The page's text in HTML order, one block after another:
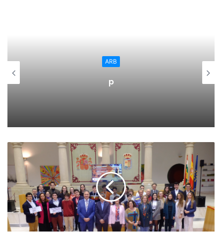
pronto se pusieron con una ventaja de 4-0 en el marcador.
Reaccionaron las visitantes y devolvieron el empate al
electrónico y lo más cerca que estuvieron de hacerlo fue
con un 20-21.
Despegaron entonces la riojanas y comenzaron a abrir
hueco en el marcador. Nada pudo hacer ya el IBSA CV CCO
7 Palmas por placarlas y, finalmente, se anotaron por 21-25
el definitivo tercer set.
ARB
p